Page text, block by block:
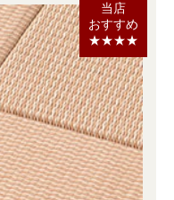
当店
おすすめ
★★★★